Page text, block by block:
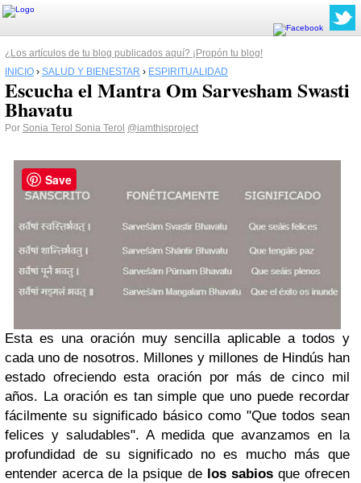
¿Los artículos de tu blog publicados aquí? ¡Propón tu blog!
INICIO › SALUD Y BIENESTAR › ESPIRITUALIDAD
Escucha el Mantra Om Sarvesham Swasti
Bhavatu
Por Sonia Terol Sonia Terol @iamthisproject
Esta es una oración muy sencilla aplicable a todos y
cada uno de nosotros. Millones y millones de Hindús han
estado ofreciendo esta oración por más de cinco mil
años. La oración es tan simple que uno puede recordar
fácilmente su significado básico como "Que todos sean
felices y saludables". A medida que avanzamos en la
profundidad de su significado no es mucho más que
entender acerca de la psique de los sabiosque ofrecen
Save